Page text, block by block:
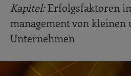
Kapitel:Erfolgsfaktoren
management von
Unternehmen